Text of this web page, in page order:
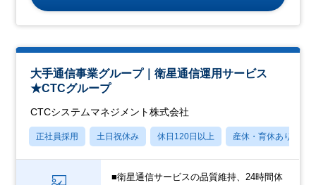
大手通信事業グループ｜衛星通信運用サービス
★CTCグループ
CTCシステムマネジメント株式会社
正社員採用 土日祝休み 休日120日以上 産休・育休あり
■衛星通信サービスの品質維持、24時間体